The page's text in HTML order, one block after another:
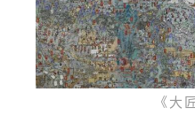
《大